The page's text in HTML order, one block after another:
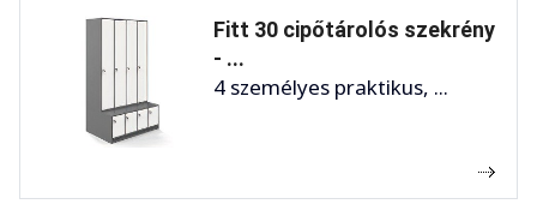
Fitt 30 cipőtárolós szekrény
- ...
4 személyes praktikus, ...